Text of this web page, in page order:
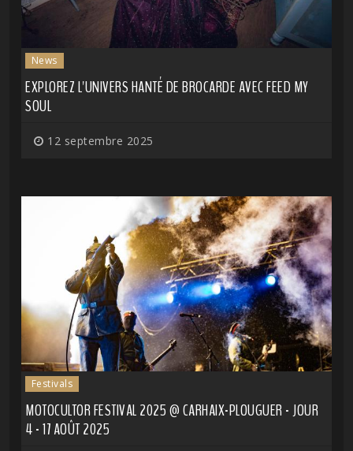
News
EXPLOREZ L'UNIVERS HANTÉ DE BROCARDE AVEC FEED MY
SOUL
12 septembre 2025
Festivals
MOTOCULTOR FESTIVAL 2025 @ CARHAIX-PLOUGUER - JOUR
4 - 17 AOÛT 2025